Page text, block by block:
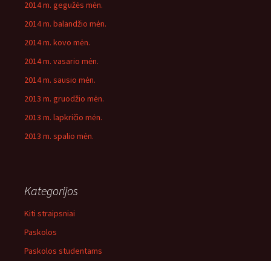
2014 m. gegužės mėn.
2014 m. balandžio mėn.
2014 m. kovo mėn.
2014 m. vasario mėn.
2014 m. sausio mėn.
2013 m. gruodžio mėn.
2013 m. lapkričio mėn.
2013 m. spalio mėn.
Kategorijos
Kiti straipsniai
Paskolos
Paskolos studentams